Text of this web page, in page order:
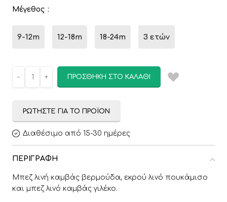
Μέγεθος
9-12m 12-18m 18-24m 3 ετών
ΠΡΟΣΘΉΚΗ ΣΤΟ ΚΑΛΆΘΙ
ΡΩΤΉΣΤΕ ΓΙΑ ΤΟ ΠΡΟΪΌΝ
Διαθέσιμο από 15-30 ημέρες
ΠΕΡΙΓΡΑΦΉ
Μπεζ λινή καμβάς βερμούδα, εκρού λινό πουκάμισο
και μπεζ λινό καμβάς γιλέκο.